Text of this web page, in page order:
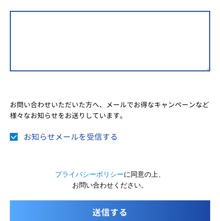
お問い合わせいただいた方へ、メールでお得なキャンペーンなど
様々なお知らせをお送りしています。
お知らせメールを受信する
プライバシーポリシーに同意の上、
お問い合わせください。